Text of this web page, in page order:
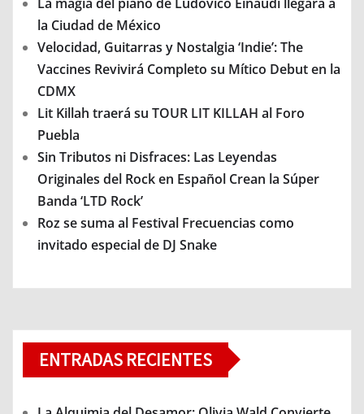
la Ciudad de México
Velocidad, Guitarras y Nostalgia ‘Indie’: The
Vaccines Revivirá Completo su Mítico Debut en la
CDMX
Lit Killah traerá su TOUR LIT KILLAH al Foro
Puebla
Sin Tributos ni Disfraces: Las Leyendas
Originales del Rock en Español Crean la Súper
Banda ‘LTD Rock’
Roz se suma al Festival Frecuencias como
invitado especial de DJ Snake
ENTRADAS RECIENTES